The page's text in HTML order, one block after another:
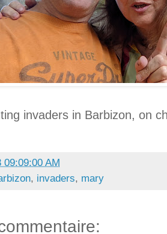
invaders in Barbizon, on
09:09:00 AM
, invaders, mary